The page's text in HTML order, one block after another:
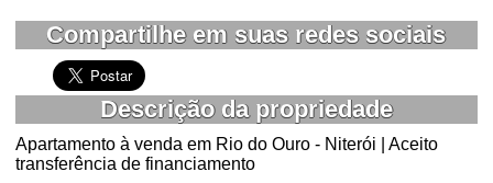
Compartilhe em suas redes sociais
Descrição da propriedade
Apartamento à venda em Rio do Ouro - Niterói | Aceito
transferência de financiamento